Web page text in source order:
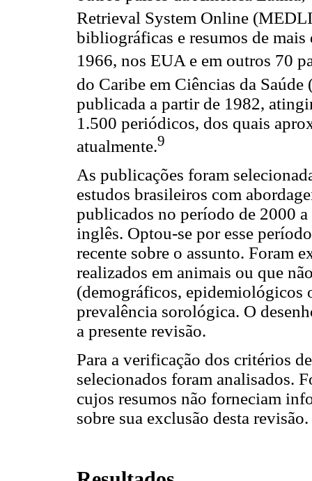
Retrieval System Online
bibliográficas e resumos de
1966, nos EUA e em outros 70
do Caribe em Ciências da
publicada a partir de 1982,
1.500 periódicos, dos quais
atualmente.9
As publicações foram
estudos brasileiros com
publicados no período de 2000
inglês. Optou-se por esse
recente sobre o assunto. Foram
realizados em animais ou que
(demográficos, epidemiológicos
prevalência sorológica. O
a presente revisão.
Para a verificação dos critérios
selecionados foram analisados.
cujos resumos não forneciam
sobre sua exclusão desta revisão.